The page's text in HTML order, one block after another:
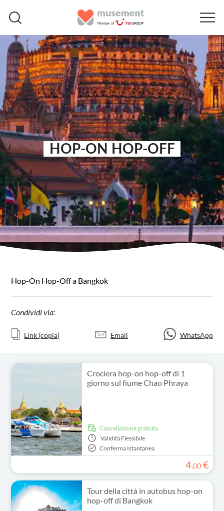
HOP-ON HOP-OFF
Hop-On Hop-Off a Bangkok
Condividi via:
Link (copia) Email WhatsApp
Crociera hop-on hop-off di 1
giorno sul fiume Chao Phraya
Cancellazione gratuita
Validità Flessibile
Conferma Istantanea
4,00 €
Tour della città in autobus hop-on
hop-off di Bangkok